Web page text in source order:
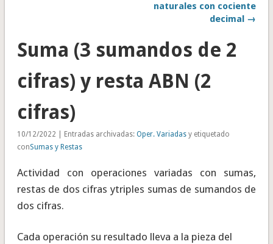
naturales con cociente
decimal →
Suma (3 sumandos de 2
cifras) y resta ABN (2
cifras)
10/12/2022 | Entradas archivadas: Oper. Variadasy etiquetado
conSumas y Restas
Actividad con operaciones variadas con sumas,
restas de dos cifras ytriples sumas de sumandos de
dos cifras.
Cada operación su resultado lleva a la pieza del